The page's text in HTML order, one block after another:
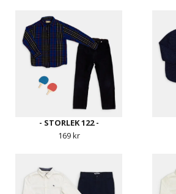
- STORLEK 122 -
169 kr